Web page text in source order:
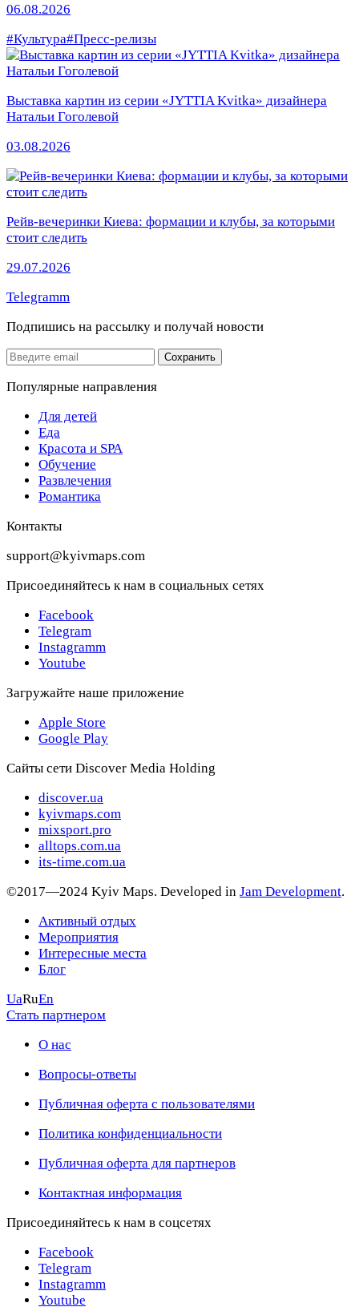
06.08.2026
#Культура#Пресс-релизы
Выставка картин из серии «JYTTIA Kvitka» дизайнера
Натальи Гоголевой
03.08.2026
Рейв-вечеринки Киева: формации и клубы, за которыми
стоит следить
29.07.2026
Telegramm
Подпишись на рассылку и получай новости
Email
Сохранить
Популярные направления
Для детей
Еда
Красота и SPA
Обучение
Развлечения
Романтика
Контакты
support@kyivmaps.com
Присоединяйтесь к нам в социальных сетях
Facebook
Telegram
Instagramm
Youtube
Загружайте наше приложение
Apple Store
Google Play
Сайты сети Discover Media Holding
discover.ua
kyivmaps.com
mixsport.pro
alltops.com.ua
its-time.com.ua
©2017—2024 Kyiv Maps. Developed in Jam Development.
Активный отдых
Мероприятия
Интересные места
Блог
UaRuEn
Стать партнером
О нас
Вопросы-ответы
Публичная оферта с пользователями
Политика конфиденциальности
Публичная оферта для партнеров
Контактная информация
Присоединяйтесь к нам в соцсетях
Facebook
Telegram
Instagramm
Youtube